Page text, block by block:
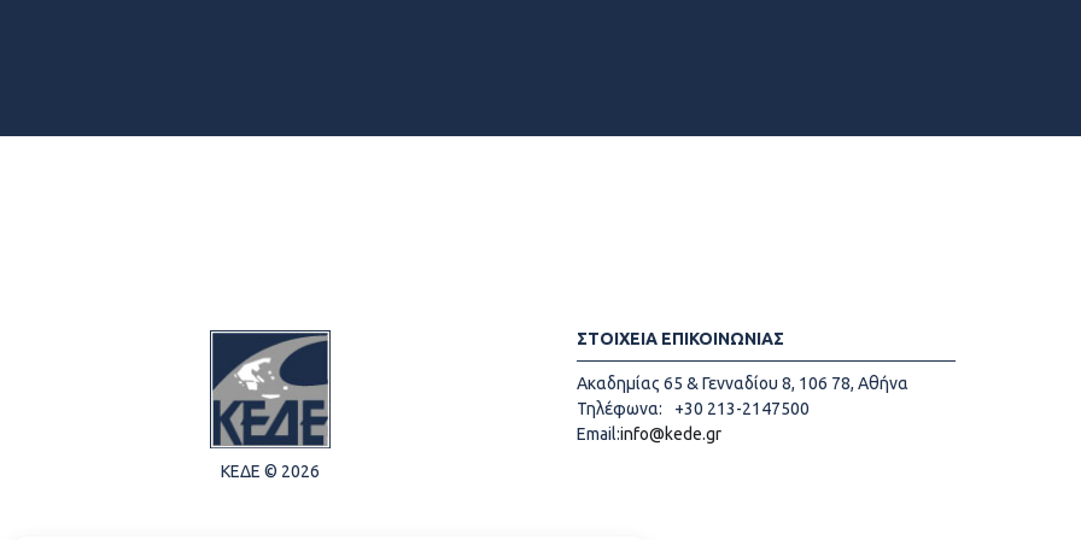
ΚΕΔΕ © 2026
ΣΤΟΙΧΕΙΑ ΕΠΙΚΟΙΝΩΝΙΑΣ
Ακαδημίας 65 & Γενναδίου 8, 106 78, Αθήνα
Τηλέφωνα:
+30 213-2147500
Email:info@kede.gr